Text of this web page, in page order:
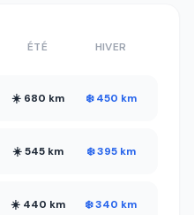
ÉTÉ HIVER
☀️ 680 km ❄️ 450 km
☀️ 545 km ❄️ 395 km
☀️ 440 km ❄️ 340 km